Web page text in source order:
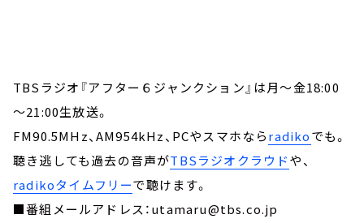
TBSラジオ『アフター６ジャンクション』は月～金18:00
～21:00生放送。
FM90.5MHz、AM954kHz、PCやスマホならradikoでも。
聴き逃しても過去の音声がTBSラジオクラウドや、
radikoタイムフリーで聴けます。
■番組メールアドレス：utamaru@tbs.co.jp